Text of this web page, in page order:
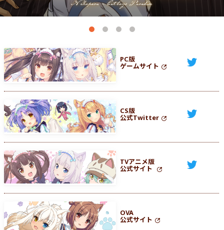
PC版
ゲームサイト
CS版
公式Twitter
TVアニメ版
公式サイト
OVA
公式サイト